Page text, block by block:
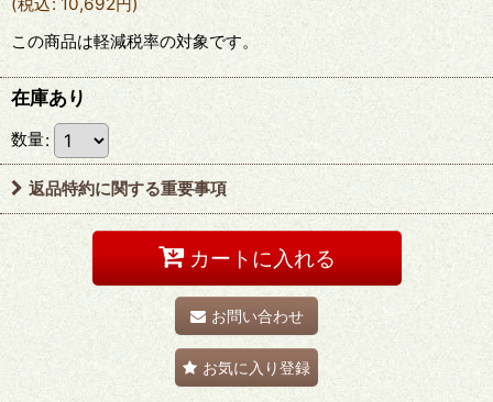
(税込: 10,692円 )
この商品は軽減税率の対象です。
在庫あり
数量:
返品特約に関する重要事項
カートに入れる
お問い合わせ
お気に入り登録